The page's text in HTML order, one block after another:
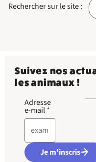
Rechercher sur le site :
Suivez nos
les animaux !
Adresse
e-mail*
Je m'inscris